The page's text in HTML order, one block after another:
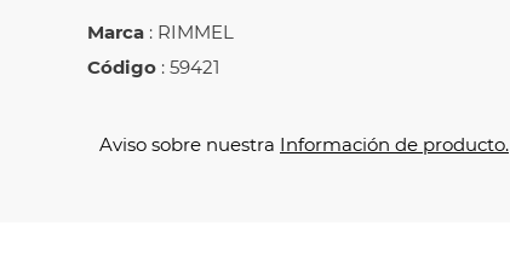
Marca : RIMMEL
Código : 59421
Aviso sobre nuestra Información de producto.